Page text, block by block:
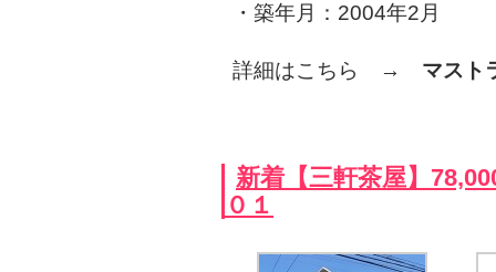
・築年月：2004年2月
詳細はこちら → マスト
新着【三軒茶屋】
０１